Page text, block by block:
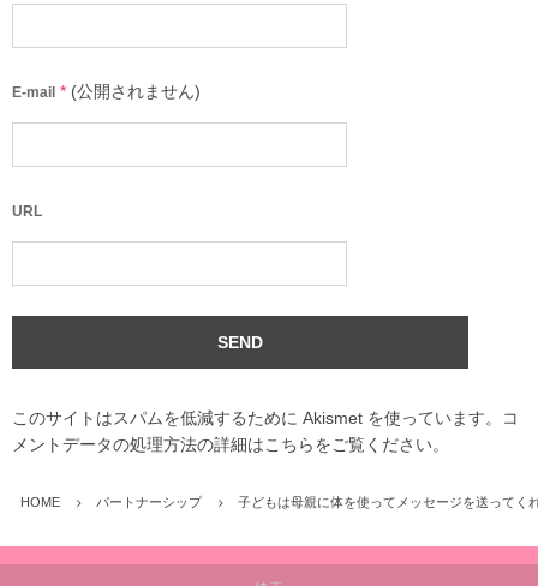
E-mail * (公開されません)
URL
このサイトはスパムを低減するために Akismet を使っています。
コ
メントデータの処理方法の詳細はこちらをご覧ください。
HOME パートナーシップ 子どもは母親に体を使ってメッセージを送ってく